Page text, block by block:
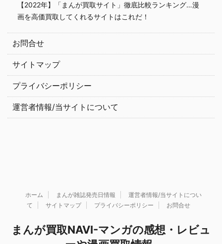
【2022年】「まんが買取サイト」徹底比較ランキング…漫
画を高価買取してくれるサイトはこれだ！
お問合せ
サイトマップ
プライバシーポリシー
運営者情報/当サイトについて
ホーム まんが雑誌発売日情報
運営者情報/当サイトについ
て
サイトマップ プライバシーポリシー お問合せ
まんが買取NAVI-マンガの感想・レビュ